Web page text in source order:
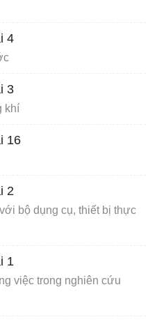
4
3
khí
16
2
bộ dụng cụ, thiết bị thực
1
việc trong nghiên cứu